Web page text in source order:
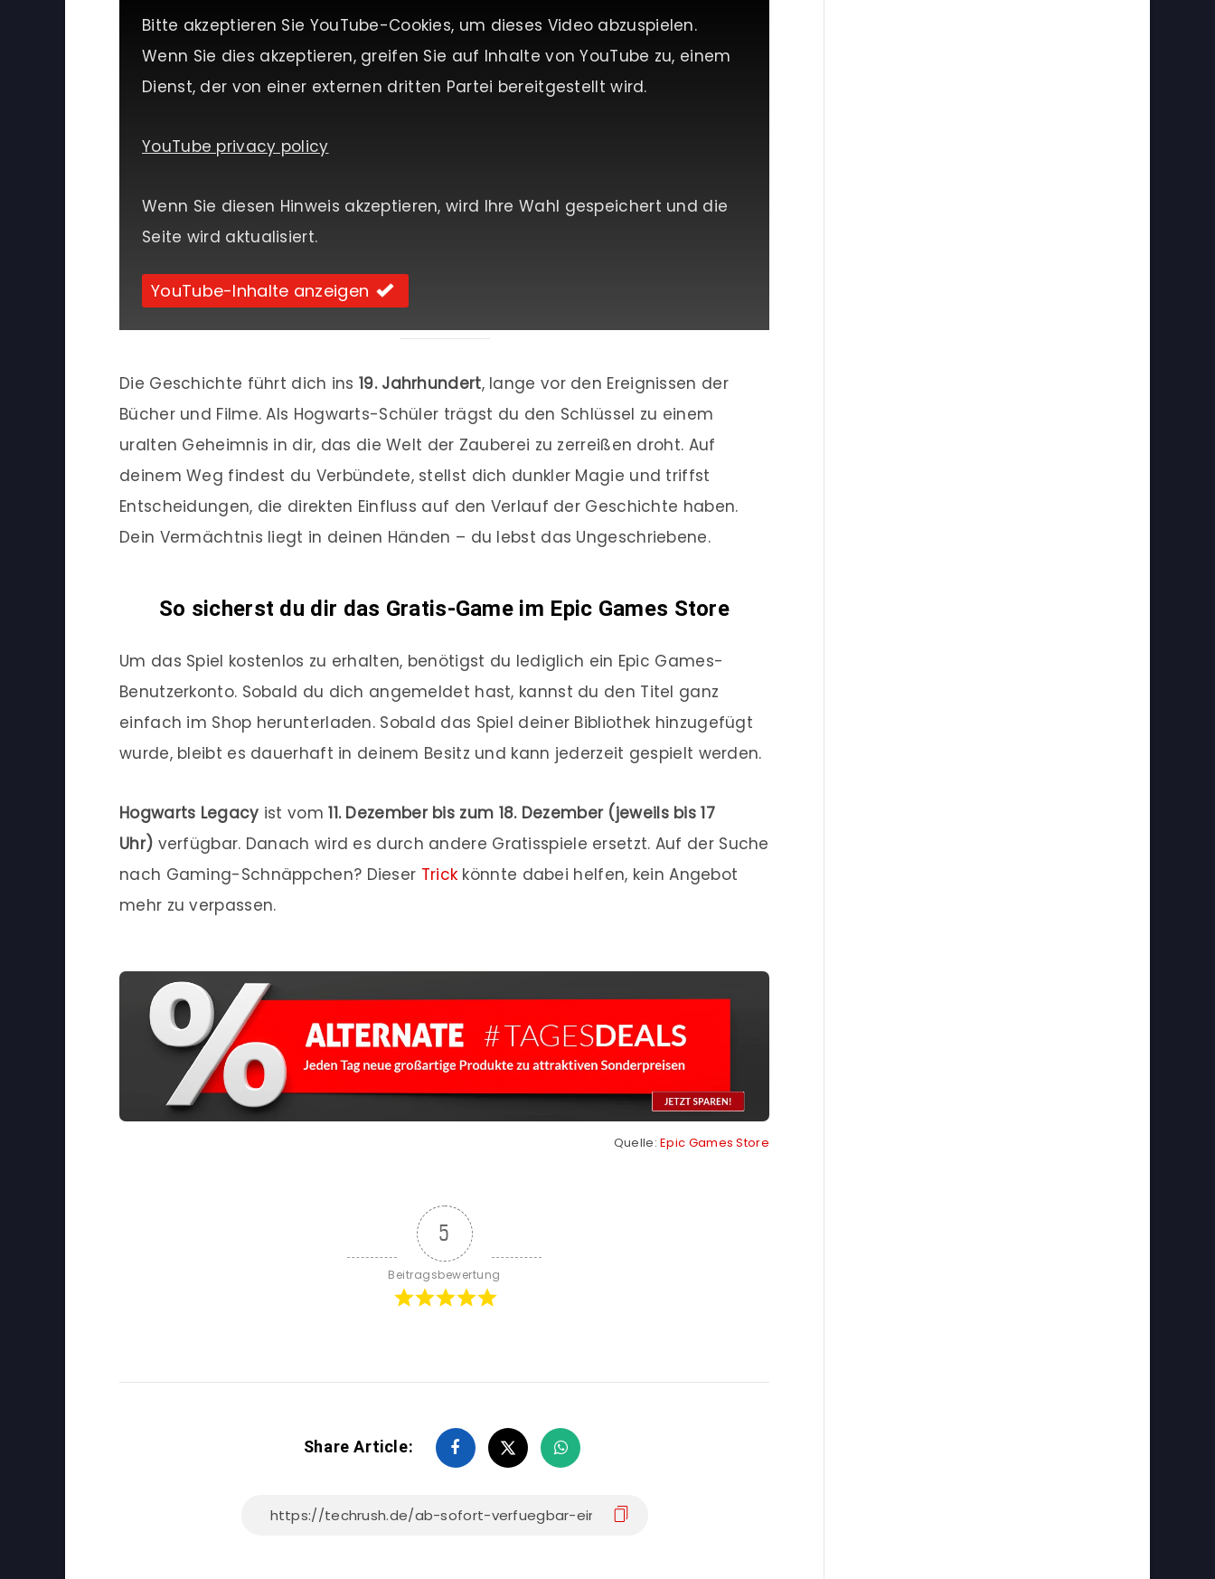
Bitte akzeptieren Sie YouTube-Cookies, um dieses Video abzuspielen.
Wenn Sie dies akzeptieren, greifen Sie auf Inhalte von YouTube zu, einem
Dienst, der von einer externen dritten Partei bereitgestellt wird.
YouTube privacy policy
Wenn Sie diesen Hinweis akzeptieren, wird Ihre Wahl gespeichert und die
Seite wird aktualisiert.
YouTube-Inhalte anzeigen
Die Geschichte führt dich ins 19. Jahrhundert, lange vor den Ereignissen der
Bücher und Filme. Als Hogwarts-Schüler trägst du den Schlüssel zu einem
uralten Geheimnis in dir, das die Welt der Zauberei zu zerreißen droht. Auf
deinem Weg findest du Verbündete, stellst dich dunkler Magie und triffst
Entscheidungen, die direkten Einfluss auf den Verlauf der Geschichte haben.
Dein Vermächtnis liegt in deinen Händen – du lebst das Ungeschriebene.
So sicherst du dir das Gratis-Game im Epic Games Store
Um das Spiel kostenlos zu erhalten, benötigst du lediglich ein Epic Games-
Benutzerkonto. Sobald du dich angemeldet hast, kannst du den Titel ganz
einfach im Shop herunterladen. Sobald das Spiel deiner Bibliothek hinzugefügt
wurde, bleibt es dauerhaft in deinem Besitz und kann jederzeit gespielt werden.
Hogwarts Legacy ist vom11. Dezember bis zum 18. Dezember (jeweils bis 17
Uhr) verfügbar. Danach wird es durch andere Gratisspiele ersetzt. Auf der Suche
nach Gaming-Schnäppchen? Dieser Trick könnte dabei helfen, kein Angebot
mehr zu verpassen.
Quelle:Epic Games Store
5
Beitragsbewertung
Share Article: